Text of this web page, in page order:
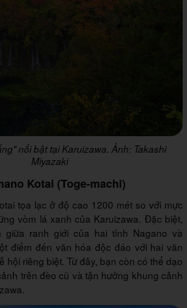
nổi bật tại Karuizawa. Ảnh: Takashi
Miyazaki
Kotai (Toge-machi)
tọa lạc ở độ cao 1200 mét so với mực
vòm lá xanh của Karuizawa. Đặc biệt,
giữa ranh giới của hai tỉnh Nagano và
điểm đến văn hóa độc đáo với hai văn
hội riêng biệt. Từ đây, bạn còn có thể dạo
trên đèo cũ và tận hưởng khung cảnh